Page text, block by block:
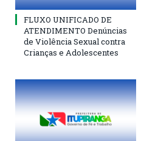
FLUXO UNIFICADO DE
ATENDIMENTO Denúncias
de Violência Sexual contra
Crianças e Adolescentes